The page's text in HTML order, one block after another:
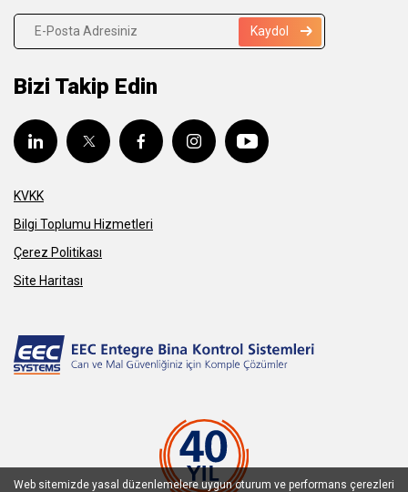
Kaydol
Bizi Takip Edin
KVKK
Bilgi Toplumu Hizmetleri
Çerez Politikası
Site Haritası
Web sitemizde yasal düzenlemelere uygun oturum ve performans çerezleri